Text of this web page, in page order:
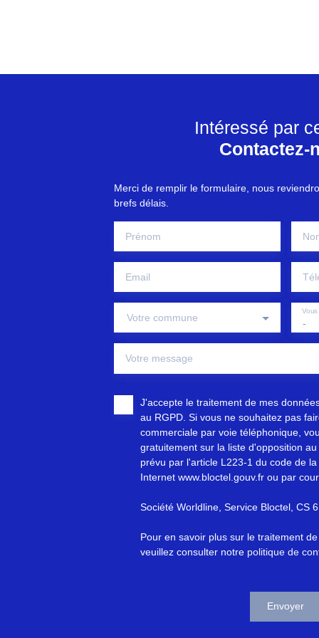
Intéressé par
Contactez-
Merci de remplir le formulaire, nous
brefs délais.
Prénom
Email
Votre commune -
Votre message
J'accepte le traitement de mes
au RGPD. Si vous ne souhaitez pas
commerciale par voie téléphonique,
gratuitement sur la liste d'opposition
prévu par l'article L223-1 du code de
Internet www.bloctel.gouv.fr ou par
Société Worldline, Service Bloctel, CS
Pour en savoir plus sur le traitement
veuillez consulter notre politique de
Envoyer